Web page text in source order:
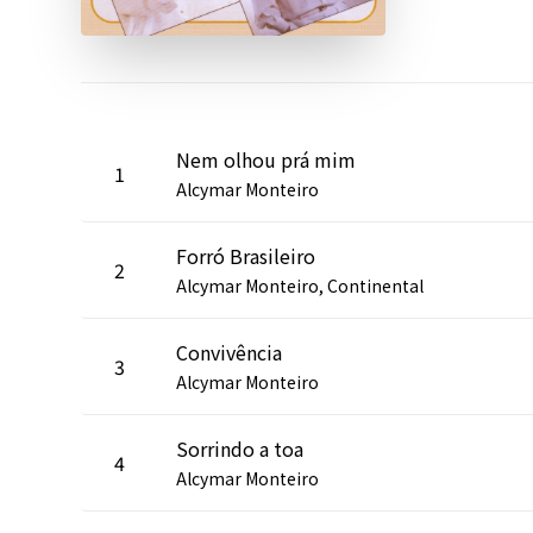
1 Nem olhou prá mim
Alcymar Monteiro
2 Forró Brasileiro
Alcymar Monteiro, Continental
3 Convivência
Alcymar Monteiro
4 Sorrindo a toa
Alcymar Monteiro